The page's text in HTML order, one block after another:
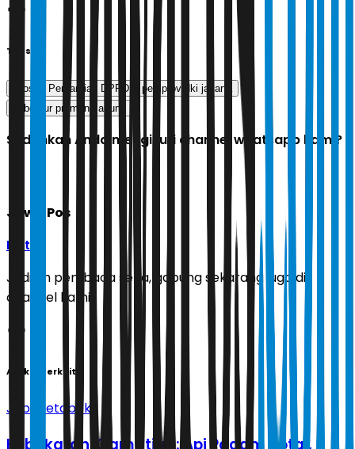
Tags
Proses Pergantian DPRD
pemprov dki jakarta
gubernur pramono anung
Sudahkah Anda mengikuti channel whatsapp kami?
Jawa Pos
Ikuti
Jadilah pembaca setia, gabung sekarang juga di
channel kami!
Artikel Terkait
Jabodetabek
Kebakaran Kramatjati: Api Padam Total,